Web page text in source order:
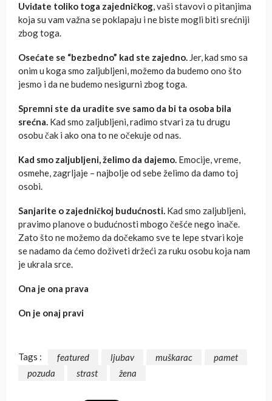
Uviđate toliko toga zajedničkog, vaši stavovi o pitanjima
koja su vam važna se poklapaju i ne biste mogli biti srećniji
zbog toga.
Osećate se “bezbedno” kad ste zajedno. Jer, kad smo sa
onim u koga smo zaljubljeni, možemo da budemo ono što
jesmo i da ne budemo nesigurni zbog toga.
Spremni ste da uradite sve samo da bi ta osoba bila
srećna. Kad smo zaljubljeni, radimo stvari za tu drugu
osobu čak i ako ona to ne očekuje od nas.
Kad smo zaljubljeni, želimo da dajemo. Emocije, vreme,
osmehe, zagrljaje – najbolje od sebe želimo da damo toj
osobi.
Sanjarite o zajedničkoj budućnosti. Kad smo zaljubljeni,
pravimo planove o budućnosti mbogo češće nego inače.
Zato što ne možemo da dočekamo sve te lepe stvari koje
se nadamo da ćemo doživeti držeći za ruku osobu koja nam
je ukrala srce.
Ona je ona prava
On je onaj pravi
Tags : featured ljubav muškarac
pamet
pozuda
strast žena